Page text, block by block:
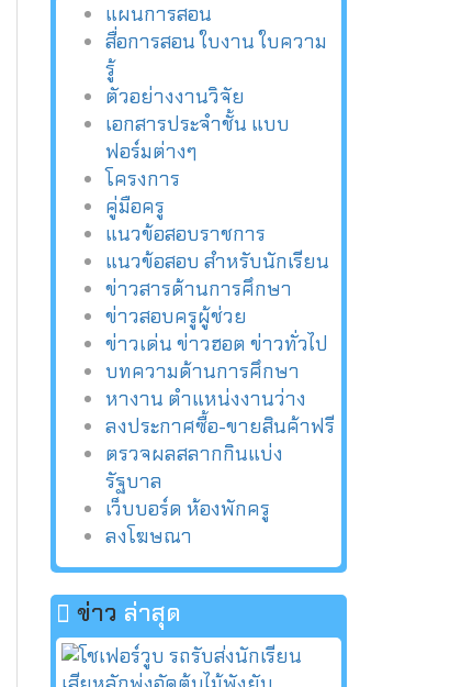
แผนการสอน
สื่อการสอน ใบงาน ใบความ
รู้
ตัวอย่างงานวิจัย
เอกสารประจำชั้น แบบ
ฟอร์มต่างๆ
โครงการ
คู่มือครู
แนวข้อสอบราชการ
แนวข้อสอบ สำหรับนักเรียน
ข่าวสารด้านการศึกษา
ข่าวสอบครูผู้ช่วย
ข่าวเด่น ข่าวฮอต ข่าวทั่วไป
บทความด้านการศึกษา
หางาน ตำแหน่งงานว่าง
ลงประกาศซื้อ-ขายสินค้าฟรี
ตรวจผลสลากกินแบ่ง
รัฐบาล
เว็บบอร์ด ห้องพักครู
ลงโฆษณา
ข่าว ล่าสุด